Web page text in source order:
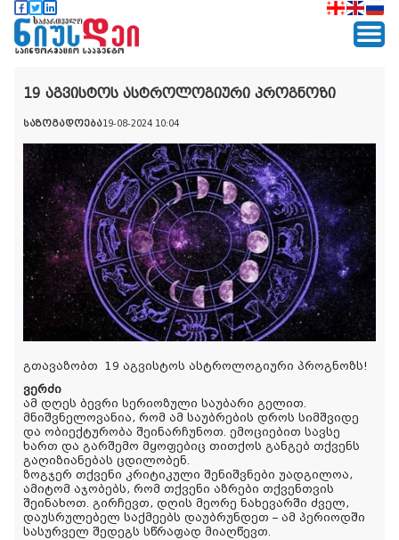
19 აგვისტოს ასტროლოგიური პროგნოზი
საზოგადოება19-08-2024 10:04
გთავაზობთ 19 აგვისტოს ასტროლოგიური პროგნოზს!
ვერძი
ამ დღეს ბევრი სერიოზული საუბარი გელით.
მნიშვნელოვანია, რომ ამ საუბრების დროს სიმშვიდე
და ობიექტურობა შეინარჩუნოთ. ემოციებით სავსე
ხართ და გარშემო მყოფებიც თითქოს განგებ თქვენს
გაღიზიანებას ცდილობენ.
ზოგჯერ თქვენი კრიტიკული შენიშვნები უადგილოა,
ამიტომ აჯობებს, რომ თქვენი აზრები თქვენთვის
შეინახოთ. გირჩევთ, დღის მეორე ნახევარში ძველ,
დაუსრულებელ საქმეებს დაუბრუნდეთ – ამ პერიოდში
სასურველ შედეგს სწრაფად მიაღწევთ.